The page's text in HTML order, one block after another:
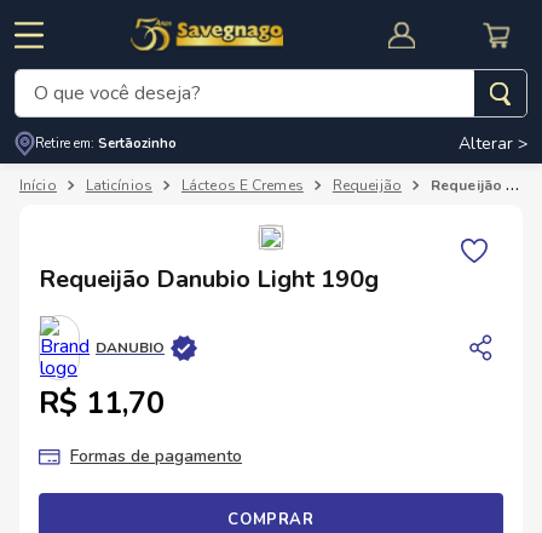
CUPOM DE DESCONTO
O que você deseja?
Retire em: Sertãozinho Alterar >
Laticínios Lácteos E Cremes Requeijão Requeijão Danubio Light 190g
Requeijão Danubio Light 190g
DANUBIO
R$ 11,70
Formas de pagamento
COMPRAR
Termos mais buscados
3º
cerveja
4º
carne
5º arroz